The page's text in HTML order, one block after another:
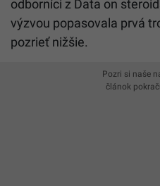
odborníci z Data on
výzvou popasovala prvá
pozrieť nižšie.
Pozri si naše
článok